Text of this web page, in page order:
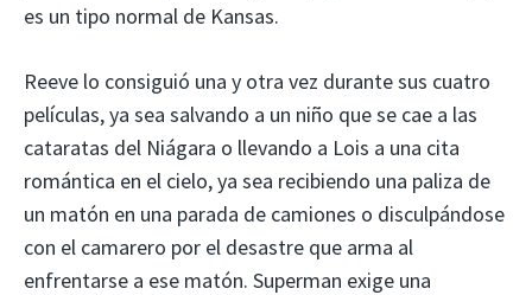
es un tipo normal de Kansas.
Reeve lo consiguió una y otra vez durante sus cuatro
películas, ya sea salvando a un niño que se cae a las
cataratas del Niágara o llevando a Lois a una cita
romántica en el cielo, ya sea recibiendo una paliza de
un matón en una parada de camiones o disculpándose
con el camarero por el desastre que arma al
enfrentarse a ese matón. Superman exige una